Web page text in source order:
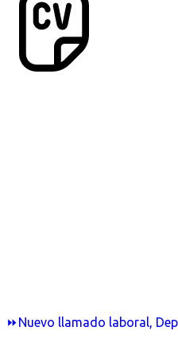
⏩Nuevo llamado laboral,